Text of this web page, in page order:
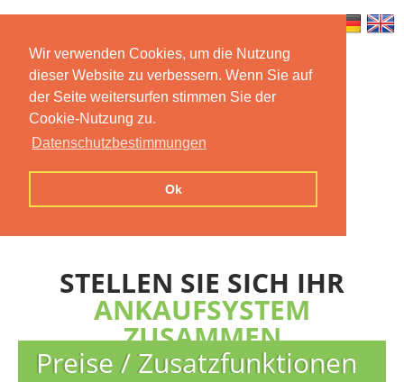
Wir verwenden Cookies, um die Nutzung
dieser Website zu verbessern. Wenn Sie auf
der Seite weitersurfen stimmen Sie der
Cookie-Nutzung zu.
Datenschutzbestimmungen
Ok
Home Features Mobile App
Preise
Contact us Imprint Privacy
STELLEN SIE SICH IHR
ANKAUFSYSTEM
ZUSAMMEN
Preise / Zusatzfunktionen